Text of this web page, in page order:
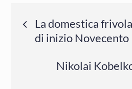
articoli
La domestica
di inizio Novecento
Nikolai